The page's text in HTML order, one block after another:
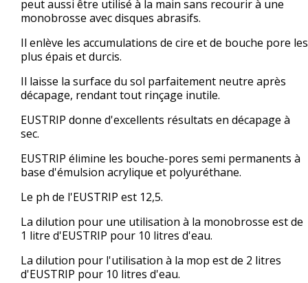
peut aussi être utilisé à la main sans recourir à une
monobrosse avec disques abrasifs.
Il enlève les accumulations de cire et de bouche pore les
plus épais et durcis.
Il laisse la surface du sol parfaitement neutre après
décapage, rendant tout rinçage inutile.
EUSTRIP donne d'excellents résultats en décapage à
sec.
EUSTRIP élimine les bouche-pores semi permanents à
base d'émulsion acrylique et polyuréthane.
Le ph de l'EUSTRIP est 12,5.
La dilution pour une utilisation à la monobrosse est de
1 litre d'EUSTRIP pour 10 litres d'eau.
La dilution pour l'utilisation à la mop est de 2 litres
d'EUSTRIP pour 10 litres d'eau.